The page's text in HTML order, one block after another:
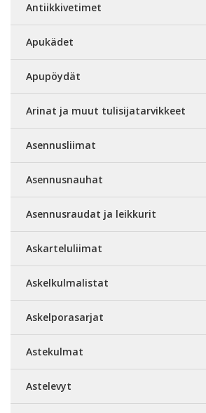
Antiikkivetimet
Apukädet
Apupöydät
Arinat ja muut tulisijatarvikkeet
Asennusliimat
Asennusnauhat
Asennusraudat ja leikkurit
Askarteluliimat
Askelkulmalistat
Askelporasarjat
Astekulmat
Astelevyt